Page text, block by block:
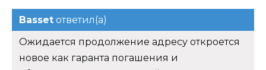
Basset ответил(а)
Ожидается продолжение адресу откроется
новое как гаранта погашения и